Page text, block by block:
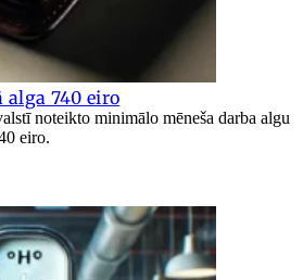
alga 740 eiro
noteikto minimālo mēneša darba algu
eiro.